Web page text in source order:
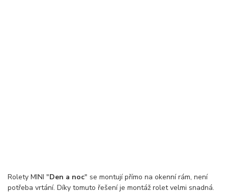
Rolety MINI "Den a noc" se montují přímo na okenní rám, není
potřeba vrtání. Díky tomuto řešení je montáž rolet velmi snadná.